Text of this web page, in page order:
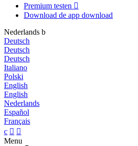
Premium testen 
Download de app download
Nederlands b
Deutsch
Deutsch
Deutsch
Italiano
Polski
English
English
Nederlands
Español
Français
c  
Menu